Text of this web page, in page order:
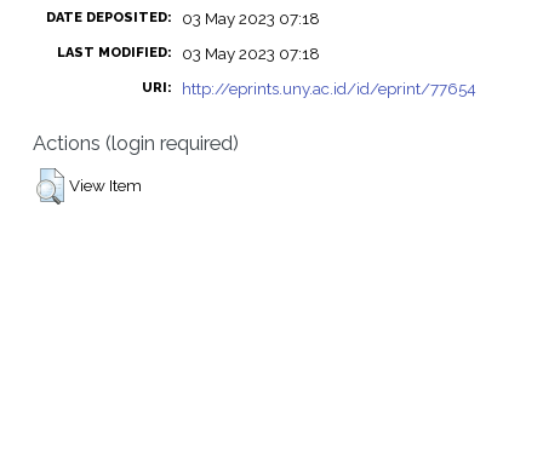
DATE DEPOSITED: 03 May 2023 07:18
LAST MODIFIED: 03 May 2023 07:18
URI: http://eprints.uny.ac.id/id/eprint/77654
Actions (login required)
View Item